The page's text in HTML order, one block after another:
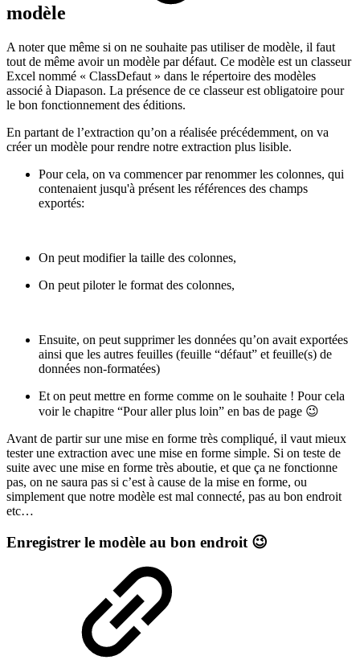
modèle
A noter que même si on ne souhaite pas utiliser de modèle, il faut
tout de même avoir un modèle par défaut. Ce modèle est un classeur
Excel nommé « ClassDefaut » dans le répertoire des modèles
associé à Diapason. La présence de ce classeur est obligatoire pour
le bon fonctionnement des éditions.
En partant de l’extraction qu’on a réalisée précédemment, on va
créer un modèle pour rendre notre extraction plus lisible.
Pour cela, on va commencer par renommer les colonnes, qui
contenaient jusqu'à présent les références des champs
exportés:
On peut modifier la taille des colonnes,
On peut piloter le format des colonnes,
Ensuite, on peut supprimer les données qu’on avait exportées
ainsi que les autres feuilles (feuille “défaut” et feuille(s) de
données non-formatées)
Et on peut mettre en forme comme on le souhaite ! Pour cela
voir le chapitre “Pour aller plus loin” en bas de page 😉
Avant de partir sur une mise en forme très compliqué, il vaut mieux
tester une extraction avec une mise en forme simple. Si on teste de
suite avec une mise en forme très aboutie, et que ça ne fonctionne
pas, on ne saura pas si c’est à cause de la mise en forme, ou
simplement que notre modèle est mal connecté, pas au bon endroit
etc…
Enregistrer le modèle au bon endroit 😉